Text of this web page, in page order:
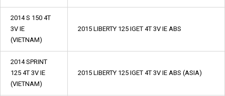
2014 S 150 4T
3V IE
(VIETNAM)
2015 LIBERTY 125 IGET 4T 3V IE ABS
2014 SPRINT
125 4T 3V IE
(VIETNAM)
2015 LIBERTY 125 IGET 4T 3V IE ABS (ASIA)